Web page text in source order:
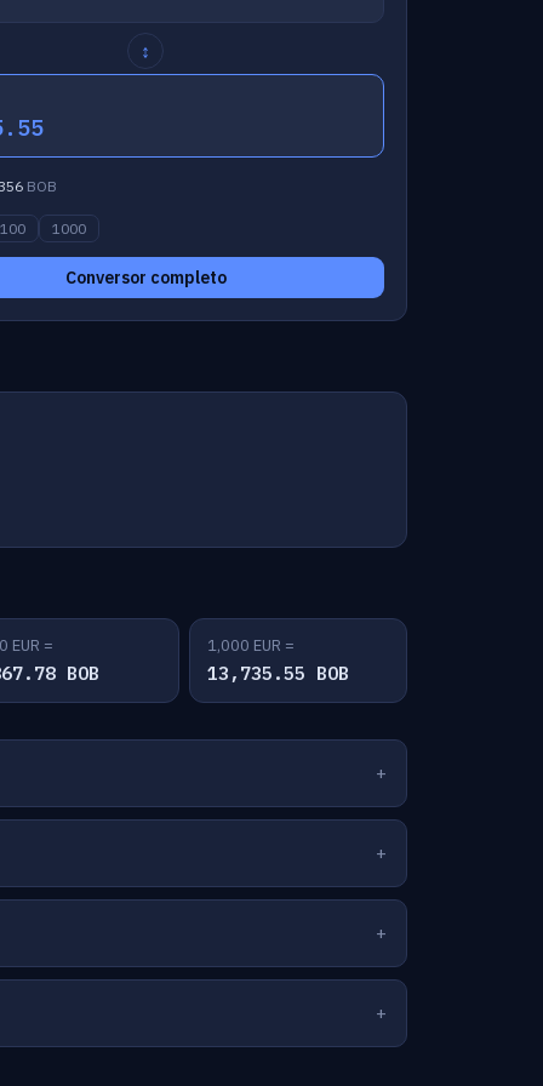
↕
BOB
100 1000
Conversor completo
EUR =
BOB
1,000 EUR =
13,735.55 BOB